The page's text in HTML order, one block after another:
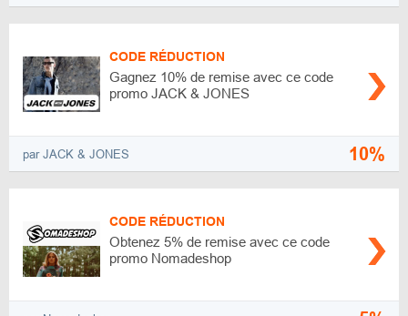
CODE RÉDUCTION
Gagnez 10% de remise avec ce code
promo JACK & JONES
par JACK & JONES 10%
CODE RÉDUCTION
Obtenez 5% de remise avec ce code
promo Nomadeshop